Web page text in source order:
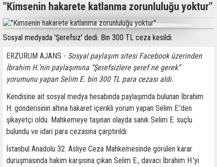
''Kimsenin hakarete katlanma zorunluluğu yoktur''
Sosyal medyada 'Şerefsiz' dedi. Bin 300 TL ceza kesildi.
ERZURUM AJANS - Sosyal paylaşım sitesi Facebook üzerinden
İbrahim H.’nin paylaşımına “Şerefsizlere şeref ne gerek”
yorumunu yapan Selim E. bin 300 TL para cezası aldı.
Kendisine ait sosyal medya hesabında paylaşımda bulunan İbrahim
H. gönderisinin altına hakaret içerikli yorum yapan Selim E.'den
şikayetçi oldu. Mahkemeye taşınan olayda sanık Selim E. suçlu
bulundu ve idari para cezasına çarptırıldı.
İstanbul Anadolu 32. Asliye Ceza Mahkemesinde görülen karar
duruşmasında hakim karşısına çıkan Selim E., davacı İbrahim H.'yi